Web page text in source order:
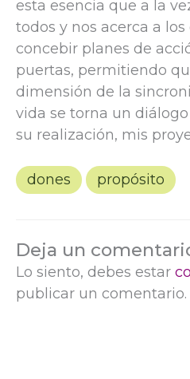
esta esencia que a la
todos y nos acerca a
concebir planes de
puertas, permitiendo
dimensión de la
vida se torna un
su realización, mis
dones propósito
Deja un
Lo siento, debes estar
publicar un comentario.